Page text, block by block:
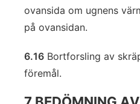
ovansida om ugnens
på ovansidan.
6.16 Bortforsling av
föremål.